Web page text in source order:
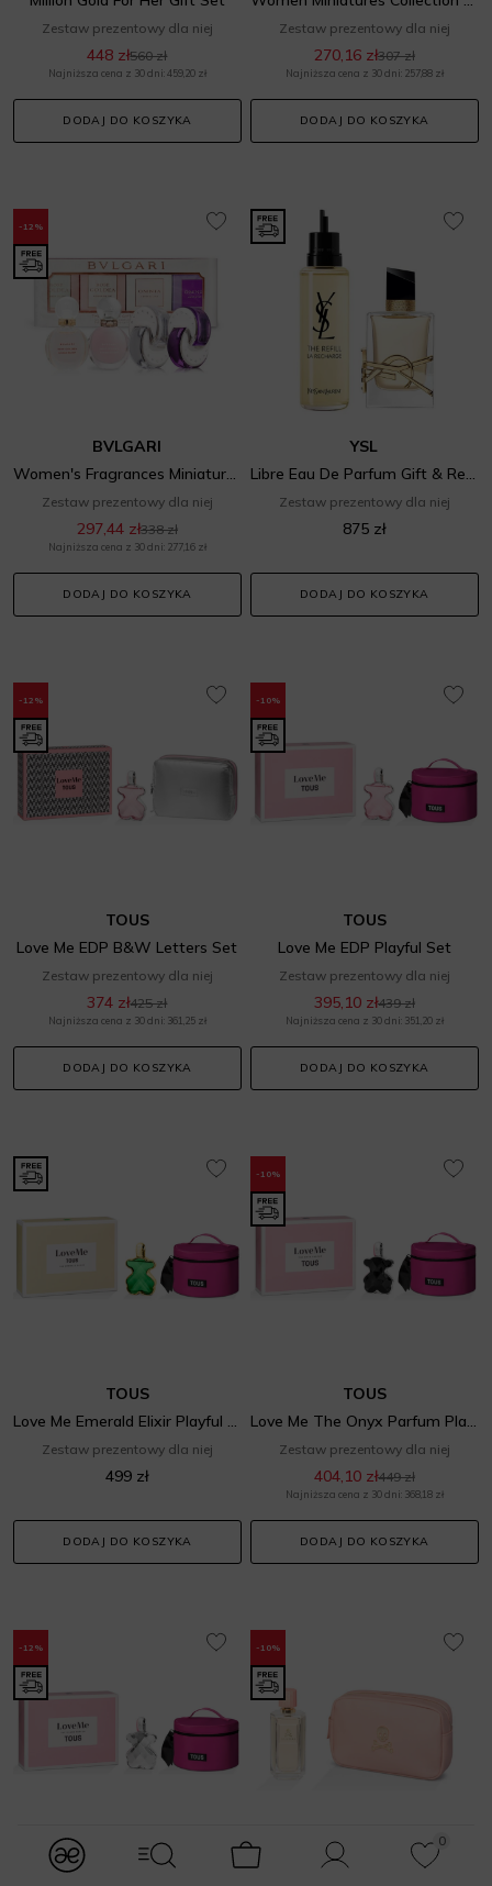
modules.Navbar.menuLabels.logo
modules.Navbar.menuLabels.menuWithSearch
Koszyk Konto
0
Ulubione
Zestaw prezentowy dla niej
448 zł560 zł
Najniższa cena z 30 dni: 459,20 zł
DODAJ DO KOSZYKA
Zestaw prezentowy dla niej
270,16 zł307 zł
Najniższa cena z 30 dni: 257,88 zł
DODAJ DO KOSZYKA
-12%
BVLGARI
Women's Fragrances Miniatures Gift Set
Zestaw prezentowy dla niej
297,44 zł338 zł
Najniższa cena z 30 dni: 277,16 zł
DODAJ DO KOSZYKA
YSL
Libre Eau De Parfum Gift & Refill Set
Zestaw prezentowy dla niej
875 zł
DODAJ DO KOSZYKA
-12%
TOUS
Love Me EDP B&W Letters Set
Zestaw prezentowy dla niej
374 zł425 zł
Najniższa cena z 30 dni: 361,25 zł
DODAJ DO KOSZYKA
-10%
TOUS
Love Me EDP Playful Set
Zestaw prezentowy dla niej
395,10 zł439 zł
Najniższa cena z 30 dni: 351,20 zł
DODAJ DO KOSZYKA
TOUS
Love Me Emerald Elixir Playful Set
Zestaw prezentowy dla niej
499 zł
DODAJ DO KOSZYKA
-10%
TOUS
Love Me The Onyx Parfum Playful Set
Zestaw prezentowy dla niej
404,10 zł449 zł
Najniższa cena z 30 dni: 368,18 zł
DODAJ DO KOSZYKA
-12% -10%
SCALPERS